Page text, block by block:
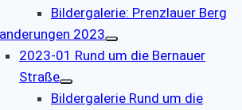
Bildergalerie: Prenzlauer Berg
2023
2023-01 Rund um die Bernauer
Straße
Bildergalerie Rund um die